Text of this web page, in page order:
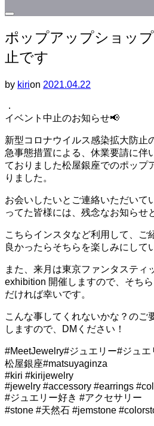
サ
イ
ド
バ
ー
ナ
ー
ョ
ン
を
切
り
え
る
ポップアップショッ
止です
by kirion 投
2021.04.22
．
イベント中止のお知らせ📢
新型コロナウイルス感染拡大防止
急事態措置による、休業要請に伴
ておりました松屋銀座でのポップ
りました。
お会いしたいとご連絡いただいて
ってた皆様には、残念なお知らせ
こちらインスタなど利用して、ご
良かったらそちらを楽しみにして
また、来月は東京ファンタスティ
exhibition 開催しますので、そち
だければ幸いです。
こんな事してくれないかな？のご
しますので、DMください！
#MeetJewelry#ジュエリー#ジュ
松屋銀座#matsuyaginza
#kiri #kirijewelry
#jewelry #accessory #earrings
#ジュエリー好き #アクセサリー
#stone #天然石 #jemstone